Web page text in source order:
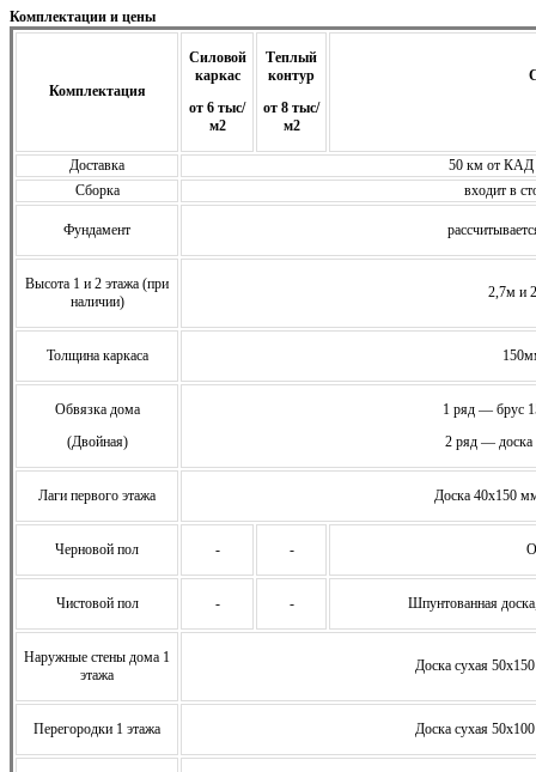
Комплектации и цены
Комплектация
Силовой
каркас
от 6 тыс/
м2
Теплый
контур
от 8 тыс/
м2
Доставка
50 км от КАД
Сборка
входит в
Фундамент
Высота 1 и 2 этажа (при
наличии)
2,7м и
Толщина каркаса
Обвязка дома
(Двойная)
1 ряд — брус
2 ряд —
Лаги первого этажа Доска 40х150
Черновой пол - -
Чистовой пол - - Шпунтованная
Наружные стены дома 1
этажа
Доска сухая
Перегородки 1 этажа Доска сухая